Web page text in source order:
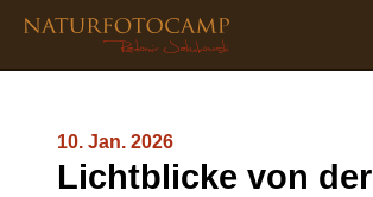
10. Jan. 2026
Lichtblicke von der